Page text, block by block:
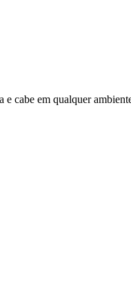
cabe em qualquer